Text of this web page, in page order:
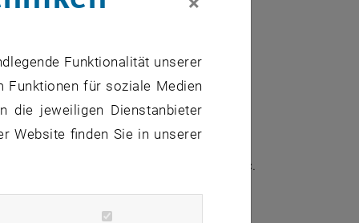
vornehmen
schöpfen wollen
Personalization, Computer Vision, etc.
Funktionalität unserer
Funktionen für soziale Medien
die jeweiligen Dienstanbieter
Website finden Sie in unserer